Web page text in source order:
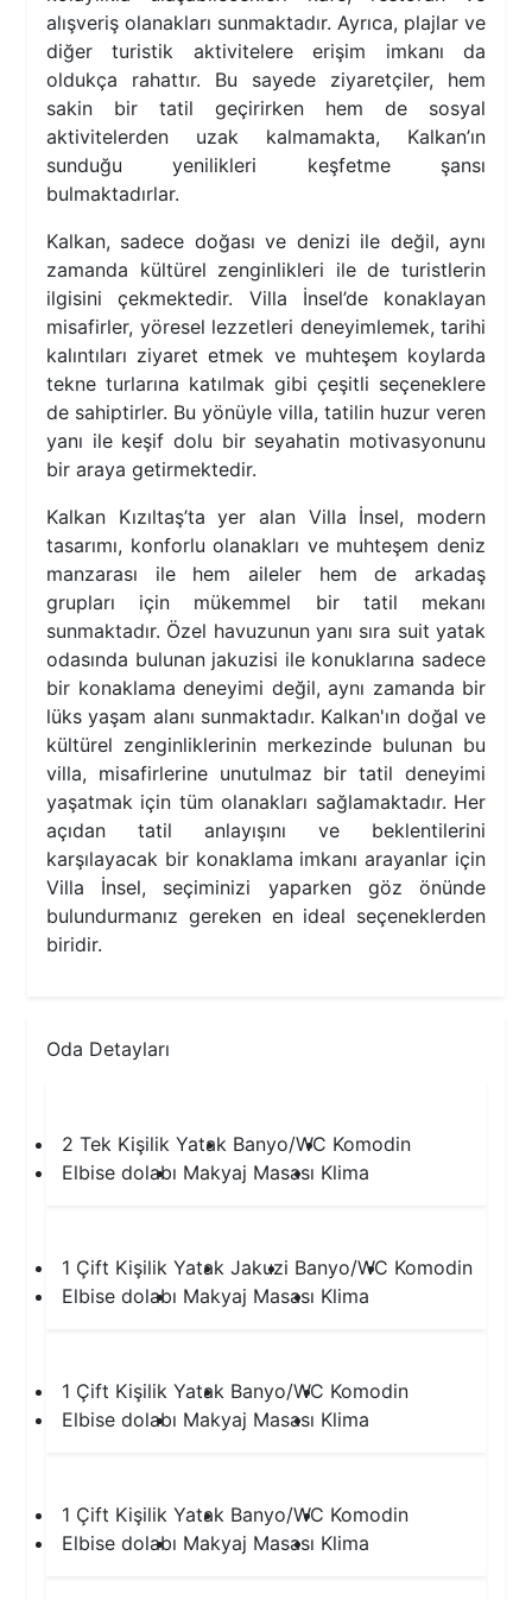
alışveriş olanakları sunmaktadır. Ayrıca, plajlar ve
diğer turistik aktivitelere erişim imkanı da
oldukça rahattır. Bu sayede ziyaretçiler, hem
sakin bir tatil geçirirken hem de sosyal
aktivitelerden uzak kalmamakta, Kalkan’ın
sunduğu yenilikleri keşfetme şansı
bulmaktadırlar.
Kalkan, sadece doğası ve denizi ile değil, aynı
zamanda kültürel zenginlikleri ile de turistlerin
ilgisini çekmektedir. Villa İnsel’de konaklayan
misafirler, yöresel lezzetleri deneyimlemek, tarihi
kalıntıları ziyaret etmek ve muhteşem koylarda
tekne turlarına katılmak gibi çeşitli seçeneklere
de sahiptirler. Bu yönüyle villa, tatilin huzur veren
yanı ile keşif dolu bir seyahatin motivasyonunu
bir araya getirmektedir.
Kalkan Kızıltaş’ta yer alan Villa İnsel, modern
tasarımı, konforlu olanakları ve muhteşem deniz
manzarası ile hem aileler hem de arkadaş
grupları için mükemmel bir tatil mekanı
sunmaktadır. Özel havuzunun yanı sıra suit yatak
odasında bulunan jakuzisi ile konuklarına sadece
bir konaklama deneyimi değil, aynı zamanda bir
lüks yaşam alanı sunmaktadır. Kalkan'ın doğal ve
kültürel zenginliklerinin merkezinde bulunan bu
villa, misafirlerine unutulmaz bir tatil deneyimi
yaşatmak için tüm olanakları sağlamaktadır. Her
açıdan tatil anlayışını ve beklentilerini
karşılayacak bir konaklama imkanı arayanlar için
Villa İnsel, seçiminizi yaparken göz önünde
bulundurmanız gereken en ideal seçeneklerden
biridir.
Oda Detayları
2 Tek Kişilik Yatak Banyo/WC Komodin
Elbise dolabı Makyaj Masası Klima
1 Çift Kişilik Yatak Jakuzi Banyo/WC Komodin
Elbise dolabı Makyaj Masası Klima
1 Çift Kişilik Yatak Banyo/WC Komodin
Elbise dolabı Makyaj Masası Klima
1 Çift Kişilik Yatak Banyo/WC Komodin
Elbise dolabı Makyaj Masası Klima